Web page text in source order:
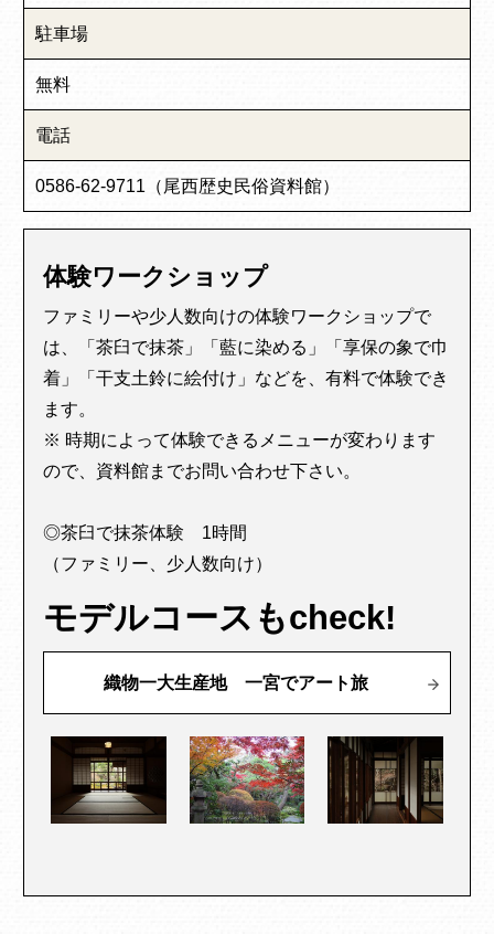
駐車場
無料
電話
0586-62-9711（尾西歴史民俗資料館）
体験ワークショップ
ファミリーや少人数向けの体験ワークショップで
は、「茶臼で抹茶」「藍に染める」「享保の象で巾
着」「干支土鈴に絵付け」などを、有料で体験でき
ます。
※ 時期によって体験できるメニューが変わります
ので、資料館までお問い合わせ下さい。
◎茶臼で抹茶体験 1時間
（ファミリー、少人数向け）
モデルコースもcheck!
織物一大生産地 一宮でアート旅